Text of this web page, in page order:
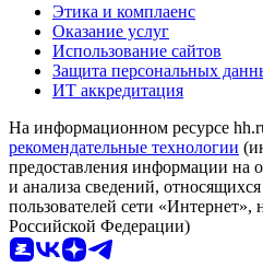
Этика и комплаенс
Оказание услуг
Использование сайтов
Защита персональных
ИТ аккредитация
На информационном ресурсе
рекомендательные технологии
предоставления информации на
и анализа сведений,
пользователей сети «Интернет»,
Российской Федерации)